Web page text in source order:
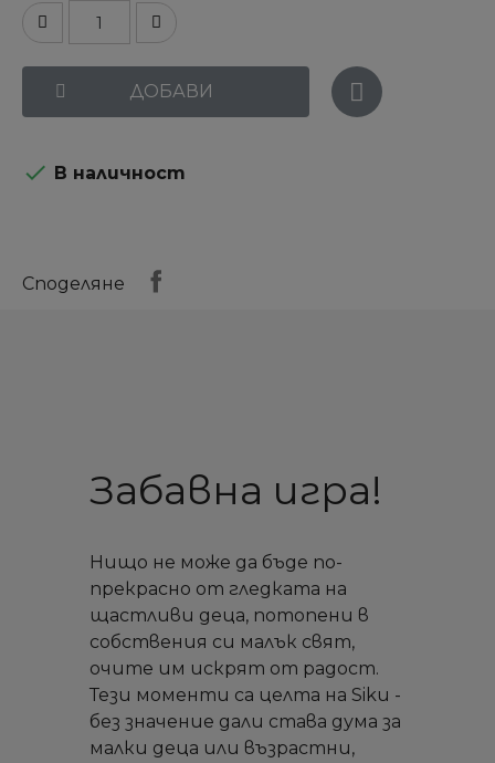
ДОБАВИ
 В наличност
Споделяне
Забавна игра!
Нищо не може да бъде по-
прекрасно от гледката на
щастливи деца, потопени в
собствения си малък свят,
очите им искрят от радост.
Тези моменти са целта на Siku -
без значение дали става дума за
малки деца или възрастни,